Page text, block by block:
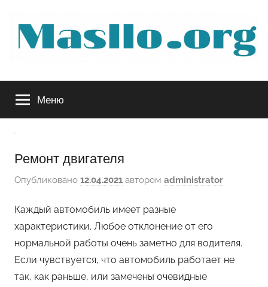
содержимому
Руководство
по
вашего
авто
Меню
Ремонт двигателя
Опубликовано 12.04.2021 автором administrator
Каждый автомобиль имеет разные
характеристики. Любое отклонение от его
нормальной работы очень заметно для водителя.
Если чувствуется, что автомобиль работает не
так, как раньше, или замечены очевидные